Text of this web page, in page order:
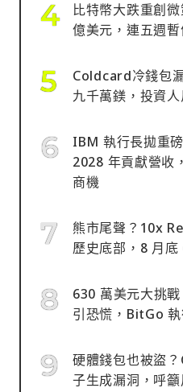
比特幣大跌重創
億美元，連五週
Coldcard冷錢包
九千萬鎂，投資
IBM 執行長拋重
2028 年貢獻營收
商機
熊市尾聲？10x
歷史底部，8 月
630 萬美元大挑
引恐慌，BitGo
硬體錢包也被盜
子生成漏洞，呼